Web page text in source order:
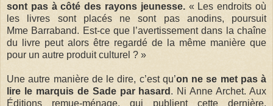
sont pas à côté des rayons jeunesse. « Les endroits où
les livres sont placés ne sont pas anodins, poursuit
Mme Barraband. Est-ce que l’avertissement dans la chaîne
du livre peut alors être regardé de la même manière que
pour un autre produit culturel ? »
Une autre manière de le dire, c’est qu’on ne se met pas à
lire le marquis de Sade par hasard . Ni Anne Archet. Aux
Éditions remue-ménage, qui publient cette dernière,